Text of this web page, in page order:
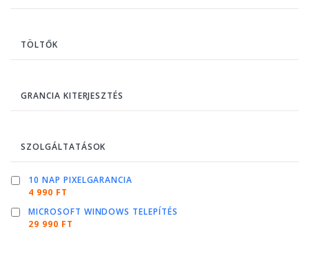
TÖLTŐK
GRANCIA KITERJESZTÉS
SZOLGÁLTATÁSOK
10 NAP PIXELGARANCIA
4 990 FT
MICROSOFT WINDOWS TELEPÍTÉS
29 990 FT